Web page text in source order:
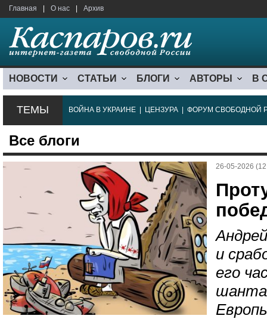
Главная О нас Архив
НОВОСТИ СТАТЬИ БЛОГИ АВТОРЫ В
ТЕМЫ ВОЙНА В УКРАИНЕ ЦЕНЗУРА ФОРУМ СВОБОДНОЙ
Все блоги
26-05-2026
и
его